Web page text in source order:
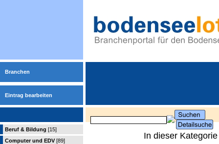
Branchen
Eintrag bearbeiten
Beruf & Bildung [15]
Computer und EDV [89]
In dieser